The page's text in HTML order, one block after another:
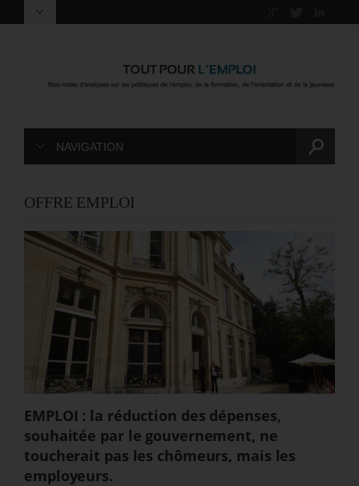
NAVIGATION
OFFRE EMPLOI
EMPLOI : la réduction des dépenses,
souhaitée par le gouvernement, ne
toucherait pas les chômeurs, mais les
employeurs.